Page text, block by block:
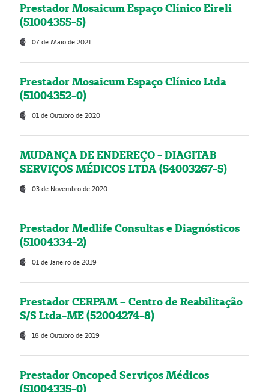
Prestador Mosaicum Espaço Clínico Eireli
(51004355-5)
07 de Maio de 2021
Prestador Mosaicum Espaço Clínico Ltda
(51004352-0)
01 de Outubro de 2020
MUDANÇA DE ENDEREÇO - DIAGITAB
SERVIÇOS MÉDICOS LTDA (54003267-5)
03 de Novembro de 2020
Prestador Medlife Consultas e Diagnósticos
(51004334-2)
01 de Janeiro de 2019
Prestador CERPAM – Centro de Reabilitação
S/S Ltda-ME (52004274-8)
18 de Outubro de 2019
Prestador Oncoped Serviços Médicos
(51004335-0)